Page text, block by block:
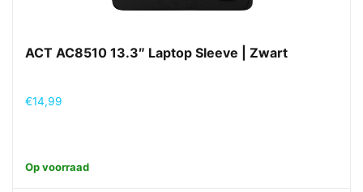
ACT AC8510 13.3″ Laptop Sleeve | Zwart
€14,99
Op voorraad